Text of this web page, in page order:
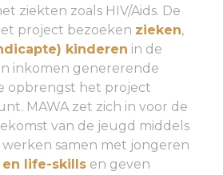
ziekten zoals HIV/Aids. De
project bezoeken zieken,
kinderen in de
inkomen genererende
opbrengst het project
MAWA zet zich in voor de
van de jeugd middels
samen met jongeren
life-skills en geven